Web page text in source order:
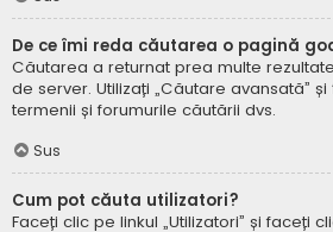
De ce îmi reda căutarea o pagină
Căutarea a returnat prea multe
de server. Utilizați „Căutare avansată”
termenii și forumurile căutării dvs.
Sus
Cum pot căuta utilizatori?
Faceți clic pe linkul „Utilizatori” și faceți